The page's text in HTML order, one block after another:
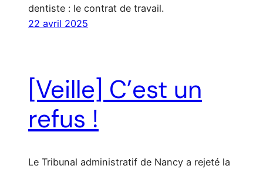
dentiste : le contrat de travail.
22 avril 2025
[Veille] C’est un
refus !
Le Tribunal administratif de Nancy a rejeté la